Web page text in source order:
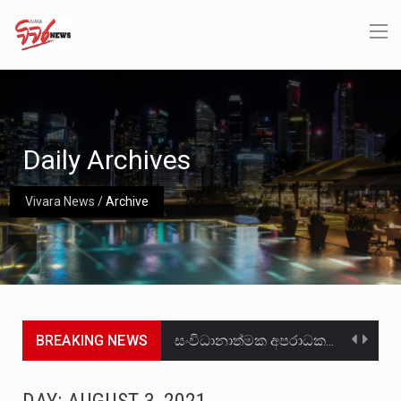
Vivara News /Archive
Daily Archives
BREAKING NEWS සංවිධානාත්මක අපරාධකරුවකු වන ලොකු පැටිගේ ප්‍රධාන වෙඩික්කරු බවට සැක කරන ගිං ගඟේ ගිල්වා මරා දමා…